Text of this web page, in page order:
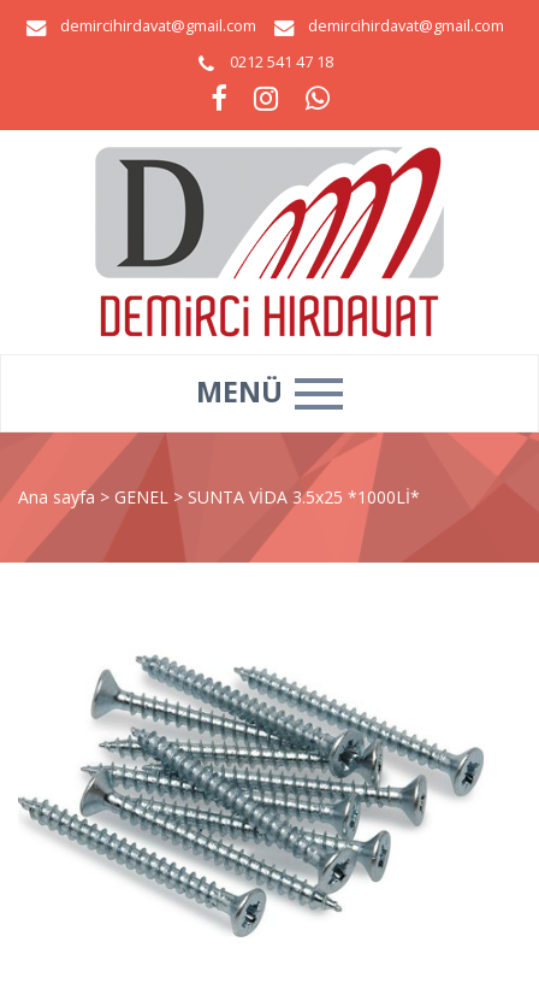
demircihirdavat@gmail.com
demircihirdavat@gmail.com
0212 541 47 18
MENÜ
Ana sayfa > GENEL > SUNTA VİDA 3.5x25 *1000Lİ*